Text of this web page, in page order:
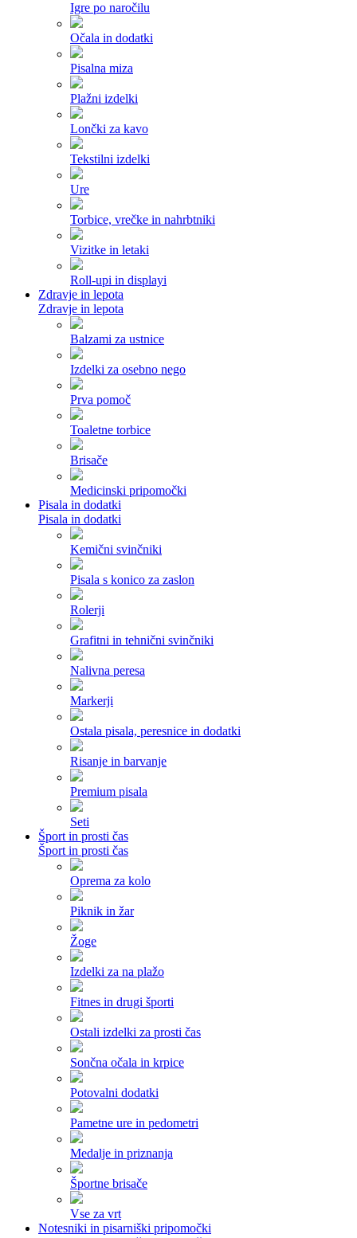
Igre po naročilu
Očala in dodatki
Pisalna miza
Plažni izdelki
Lončki za kavo
Tekstilni izdelki
Ure
Torbice, vrečke in nahrbtniki
Vizitke in letaki
Roll-upi in displayi
Zdravje in lepota
Zdravje in lepota
Balzami za ustnice
Izdelki za osebno nego
Prva pomoč
Toaletne torbice
Brisače
Medicinski pripomočki
Pisala in dodatki
Pisala in dodatki
Kemični svinčniki
Pisala s konico za zaslon
Rolerji
Grafitni in tehnični svinčniki
Nalivna peresa
Markerji
Ostala pisala, peresnice in dodatki
Risanje in barvanje
Premium pisala
Seti
Šport in prosti čas
Šport in prosti čas
Oprema za kolo
Piknik in žar
Žoge
Izdelki za na plažo
Fitnes in drugi športi
Ostali izdelki za prosti čas
Sončna očala in krpice
Potovalni dodatki
Pametne ure in pedometri
Medalje in priznanja
Športne brisače
Vse za vrt
Notesniki in pisarniški pripomočki